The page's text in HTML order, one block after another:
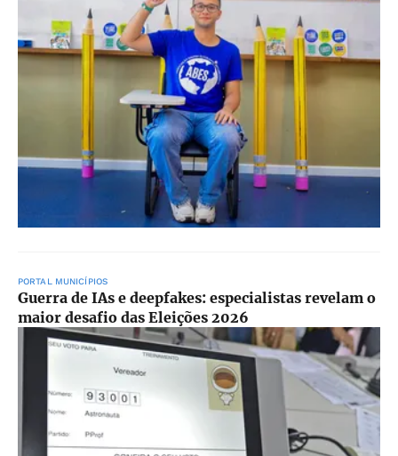
PORTAL MUNICÍPIOS
Guerra de IAs e deepfakes: especialistas revelam o
maior desafio das Eleições 2026